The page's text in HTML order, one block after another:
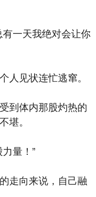
一天我绝对会让你
人见状连忙逃窜。
到体内那股灼热的
堪。
量！”
走向来说，自己融